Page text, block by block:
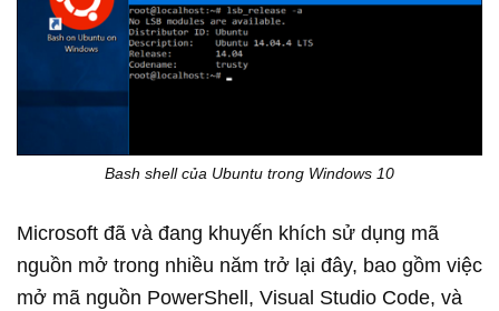
Bash shell của Ubuntu trong Windows 10
Microsoft đã và đang khuyến khích sử dụng mã
nguồn mở trong nhiều năm trở lại đây, bao gồm việc
mở mã nguồn PowerShell, Visual Studio Code, và